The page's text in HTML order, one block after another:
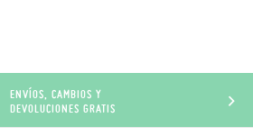
ENVÍOS, CAMBIOS Y
DEVOLUCIONES GRATIS